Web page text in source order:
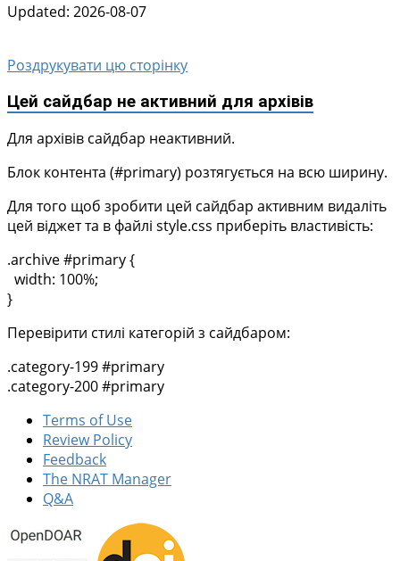
Updated: 2026-08-07
Роздрукувати цю сторінку
Цей сайдбар не активний для архівів
Для архівів сайдбар неактивний.
Блок контента (#primary) розтягується на всю ширину.
Для того щоб зробити цей сайдбар активним видаліть
цей віджет та в файлі style.css приберіть властивість:
.archive #primary {
width: 100%;
}
Перевірити стилі категорій з сайдбаром:
.category-199 #primary
.category-200 #primary
Terms of Use
Review Policy
Feedback
The NRAT Manager
Q&A